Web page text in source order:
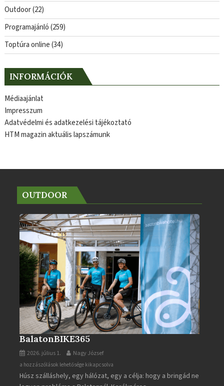
Outdoor(22)
Programajánló(259)
Toptúra online(34)
INFORMÁCIÓK
Médiaajánlat
Impresszum
Adatvédelmi és adatkezelési tájékoztató
HTM magazin aktuális lapszámunk
OUTDOOR
BalatonBIKE365
2026. július 1. Nagy József
BalatonBIKE365
bejegyzéshez
a hozzászólások lehetősége kikapcsolva
Húsz szálláshely, egy hálózat, egy a célja: hogy a bringád ne